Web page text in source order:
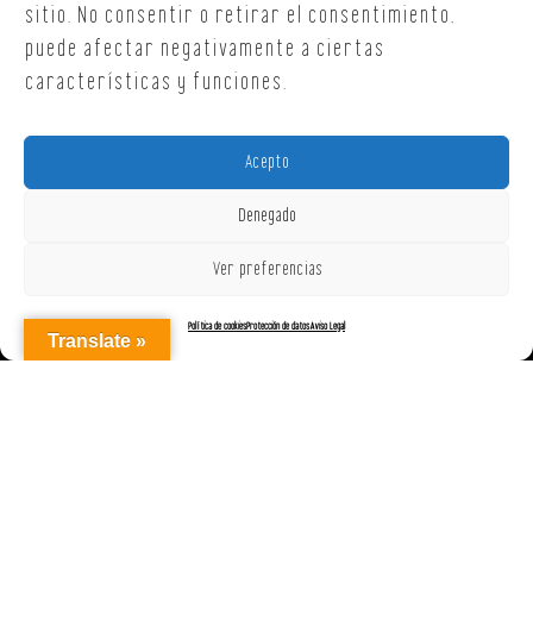
sitio. No consentir o retirar el consentimiento,
puede afectar negativamente a ciertas
características y funciones.
Acepto
Denegado
Ver preferencias
Política de cookiesProtección de datosAviso Legal
Translate »